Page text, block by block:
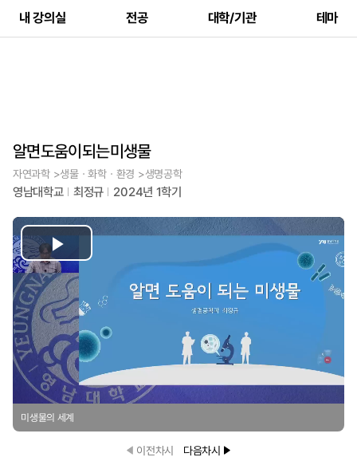
내 강의실 전공 대학/기관 테마
알면도움이되는미생물
자연과학 >생물ㆍ화학ㆍ환경 >생명공학
영남대학교 최정규 2024년 1학기
Play
Video
미생물의 세계
이전차시 다음차시